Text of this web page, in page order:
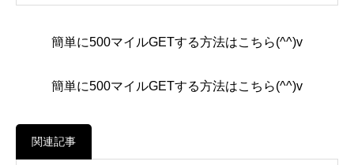
簡単に500マイルGETする方法はこちら(^^)v
簡単に500マイルGETする方法はこちら(^^)v
関連記事